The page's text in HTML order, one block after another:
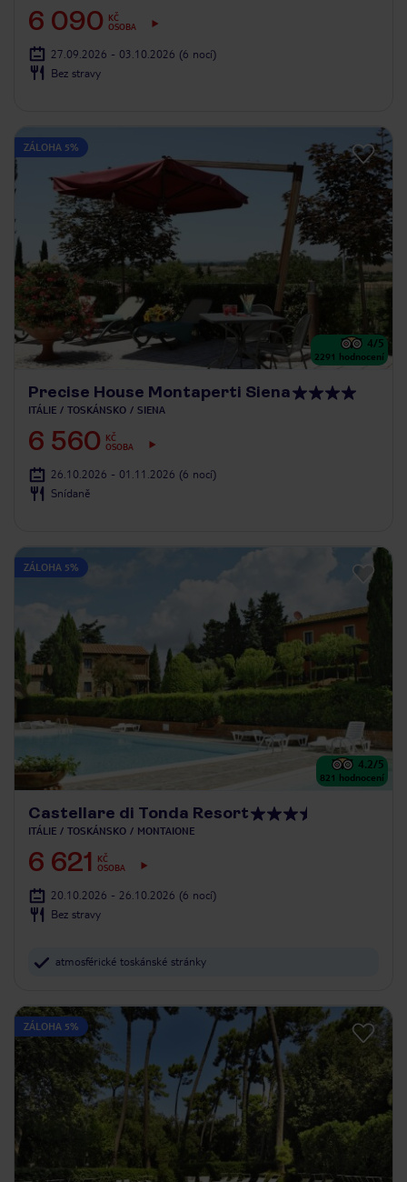
6 090
KČ
OSOBA
27.09.2026 - 03.10.2026 (6 nocí)
Bez stravy
ZÁLOHA 5%
4/5
2291 hodnocení
Precise House Montaperti Siena
ITÁLIE TOSKÁNSKO SIENA
6 560
KČ
OSOBA
26.10.2026 - 01.11.2026 (6 nocí)
Snídaně
ZÁLOHA 5%
4.2/5
821 hodnocení
Castellare di Tonda Resort
ITÁLIE TOSKÁNSKO MONTAIONE
6 621
KČ
OSOBA
20.10.2026 - 26.10.2026 (6 nocí)
Bez stravy
atmosférické toskánské stránky
ZÁLOHA 5%